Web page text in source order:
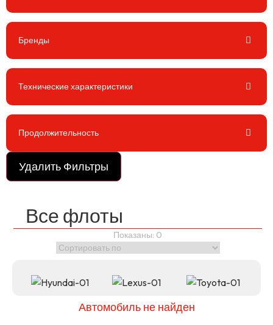
Бренды
Технические характеристики
Продолжительность
Удалить Фильтры
Все флоты
Показаны: 0
Автомобиль не найден